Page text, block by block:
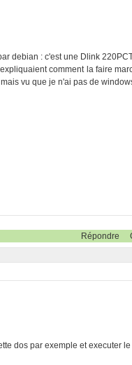
debian : c'est une Dlink
comment la faire
vu que je n'ai pas de
Répondre
dos par exemple et executer